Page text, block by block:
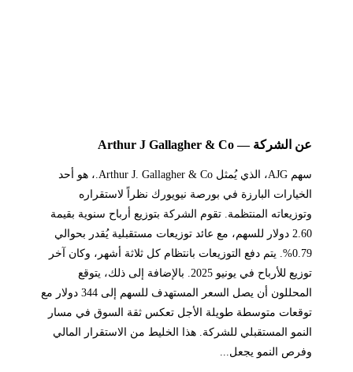
عن الشركة — Arthur J Gallagher & Co
سهم AJG، الذي يُمثل Arthur J. Gallagher & Co.، هو أحد
الخيارات البارزة في بورصة نيويورك نظراً لاستقراره
وتوزيعاته المنتظمة. تقوم الشركة بتوزيع أرباح سنوية بقيمة
2.60 دولار للسهم، مع عائد توزيعات مستقبلية يُقدر بحوالي
0.79%. يتم دفع التوزيعات بانتظام كل ثلاثة أشهر، وكان آخر
توزيع للأرباح في يونيو 2025. بالإضافة إلى ذلك، يتوقع
المحللون أن يصل السعر المستهدف للسهم إلى 344 دولار مع
توقعات متوسطة طويلة الأجل تعكس ثقة السوق في مسار
النمو المستقبلي للشركة. هذا الخليط من الاستقرار المالي
وفرص النمو يجعل...